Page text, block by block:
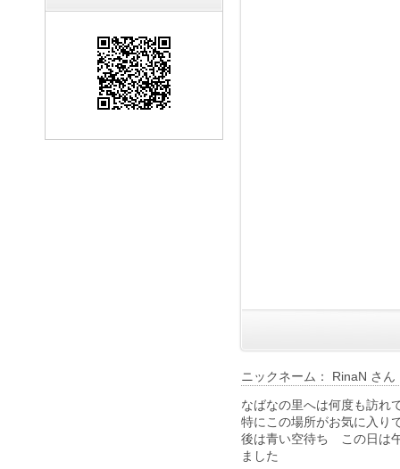
ニックネーム： RinaN さん
なばなの里へは何度も訪れ
特にこの場所がお気に入
後は青い空待ち この日は
ました